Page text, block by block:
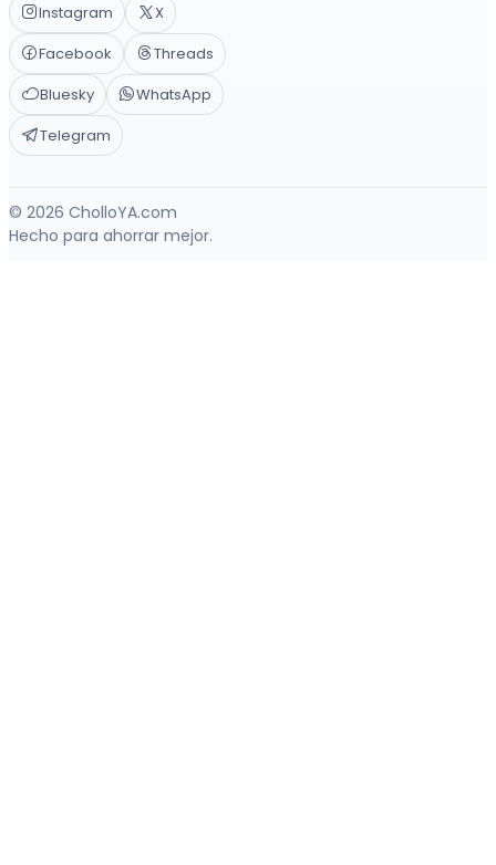
Instagram
X
Facebook
Threads
Bluesky
WhatsApp
Telegram
© 2026 CholloYA.com
Hecho para ahorrar mejor.